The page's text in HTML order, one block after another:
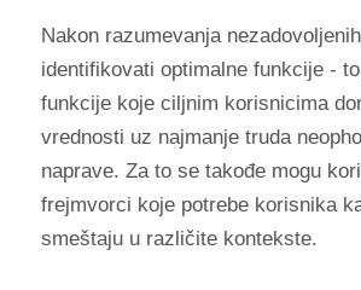
Nakon razumevanja
identifikovati optimalne funkcije -
funkcije koje ciljnim korisnicima
vrednosti uz najmanje truda
naprave. Za to se takođe mogu
frejmvorci koje potrebe korisnika
smeštaju u različite kontekste.